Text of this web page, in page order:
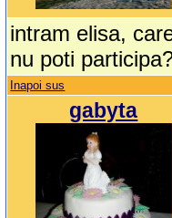
intram elisa,
nu poti
Inapoi sus
gabyta